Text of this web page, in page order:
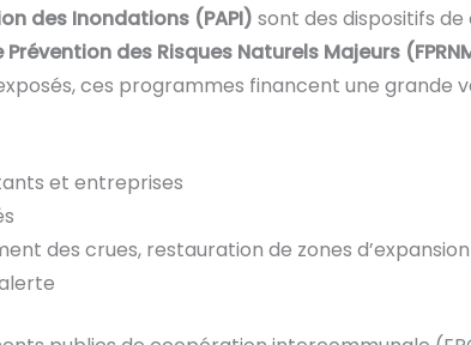
des Inondations (PAPI) sont des dispositifs
Prévention des Risques Naturels Majeurs
ces programmes financent une grande
et entreprises
des crues, restauration de zones